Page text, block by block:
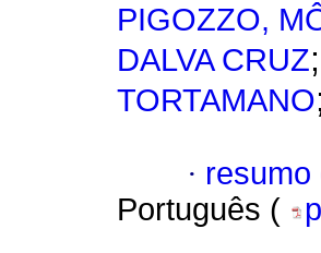
PIGOZZO,
DALVA CRUZ;
TORTAMANO;
· resumo
Português (